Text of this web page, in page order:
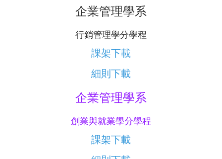
企業管理學系
行銷管理學分學程
課架下載
細則下載
企業管理學系
創業與就業學分學程
課架下載